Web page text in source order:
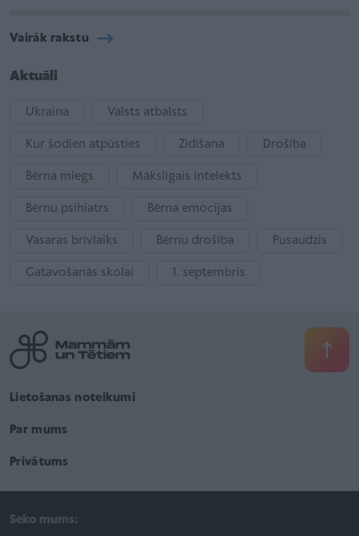
Vairāk rakstu
Aktuāli
Ukraina Valsts atbalsts
Kur šodien atpūsties Zīdīšana Drošība
Bērna miegs Mākslīgais intelekts
Bērnu psihiatrs Bērna emocijas
Vasaras brīvlaiks Bērnu drošība Pusaudzis
Gatavošanās skolai 1. septembris
Lietošanas noteikumi
Par mums
Privātums
Seko mums: